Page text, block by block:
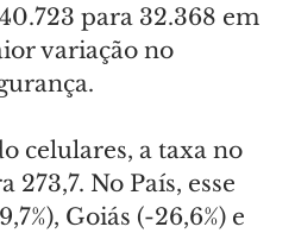
para 32.368 em
variação no
celulares, a taxa no
No País, esse
Goiás (-26,6%) e